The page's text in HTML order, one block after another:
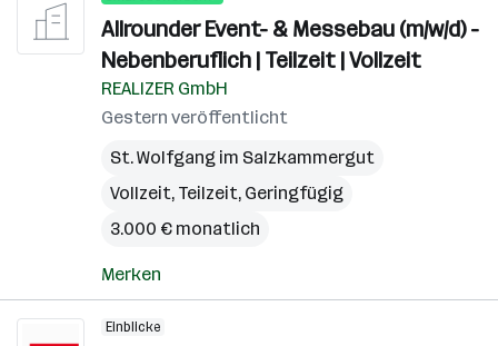
Allrounder Event- & Messebau (m/w/d) -
Nebenberuflich | Teilzeit | Vollzeit
REALIZER GmbH
Gestern veröffentlicht
St. Wolfgang im Salzkammergut
Vollzeit, Teilzeit, Geringfügig
3.000 € monatlich
Merken
Einblicke